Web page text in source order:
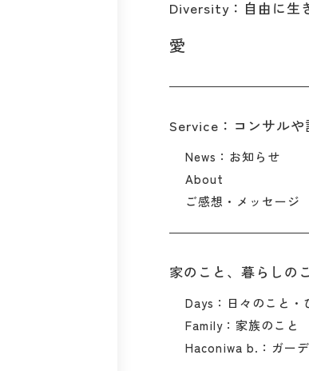
Diversity：自由に生
愛
Service：コンサルや
News：お知らせ
About
ご感想・メッセージ
家のこと、暮らしの
Days：日々のこと・
Family：家族のこと
Haconiwa b.：ガー